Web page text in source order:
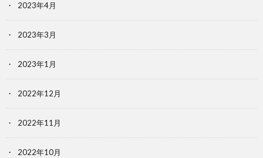
2023年4月
2023年3月
2023年1月
2022年12月
2022年11月
2022年10月